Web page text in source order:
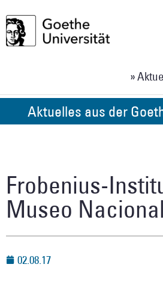
»
Aktuelles aus der
Frobenius-
Museo
02.08.17